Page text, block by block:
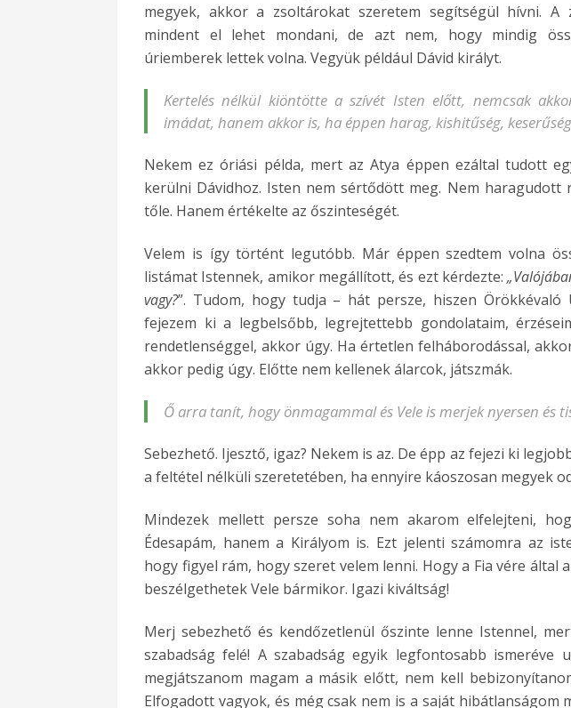
megyek, akkor a zsoltárokat szeretem segítségül hívni. A
mindent el lehet mondani, de azt nem, hogy mindig
úriemberek lettek volna. Vegyük például Dávid királyt.
Kertelés nélkül kiöntötte a szívét Isten előtt, nemcsak
imádat, hanem akkor is, ha éppen harag, kishitűség,
Nekem ez óriási példa, mert az Atya éppen ezáltal tudott
kerülni Dávidhoz. Isten nem sértődött meg. Nem
tőle. Hanem értékelte az őszinteségét.
Velem is így történt legutóbb. Már éppen szedtem volna
listámat Istennek, amikor megállított, és ezt kérdezte:
vagy?”. Tudom, hogy tudja – hát persze, hiszen Örökkévaló
fejezem ki a legbelsőbb, legrejtettebb gondolataim,
rendetlenséggel, akkor úgy. Ha értetlen felháborodással,
akkor pedig úgy. Előtte nem kellenek álarcok, játszmák.
Ő arra tanít, hogy önmagammal és Vele is merjek nyersen és
Sebezhető. Ijesztő, igaz? Nekem is az. De épp az fejezi ki
a feltétel nélküli szeretetében, ha ennyire káoszosan megyek
Mindezek mellett persze soha nem akarom elfelejteni,
Édesapám, hanem a Királyom is. Ezt jelenti számomra az
hogy figyel rám, hogy szeret velem lenni. Hogy a Fia vére által
beszélgethetek Vele bármikor. Igazi kiváltság!
Merj sebezhető és kendőzetlenül őszinte lenne Istennel,
szabadság felé! A szabadság egyik legfontosabb ismeréve
megjátszanom magam a másik előtt, nem kell
Elfogadott vagyok, és még csak nem is a saját hibátlanságom